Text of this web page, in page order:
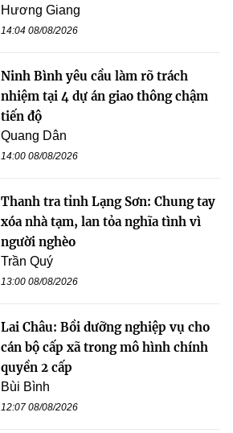
Hương Giang
14:04 08/08/2026
Ninh Bình yêu cầu làm rõ trách
nhiệm tại 4 dự án giao thông chậm
tiến độ
Quang Dân
14:00 08/08/2026
Thanh tra tỉnh Lạng Sơn: Chung tay
xóa nhà tạm, lan tỏa nghĩa tình vì
người nghèo
Trần Quý
13:00 08/08/2026
Lai Châu: Bồi dưỡng nghiệp vụ cho
cán bộ cấp xã trong mô hình chính
quyền 2 cấp
Bùi Bình
12:07 08/08/2026